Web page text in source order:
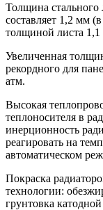
Толщина стального
составляет 1,2 мм
толщиной листа
Увеличенная
рекордного для
атм.
Высокая
теплоносителя в
инерционность
реагировать на
автоматическом
Покраска
технологии:
грунтовка